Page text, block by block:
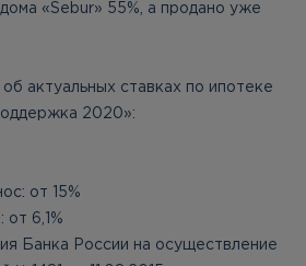
«Sebur» 55%, а продано уже
актуальных ставках по ипотеке
2020»:
от 15%
от 6,1%
Банка России на осуществление